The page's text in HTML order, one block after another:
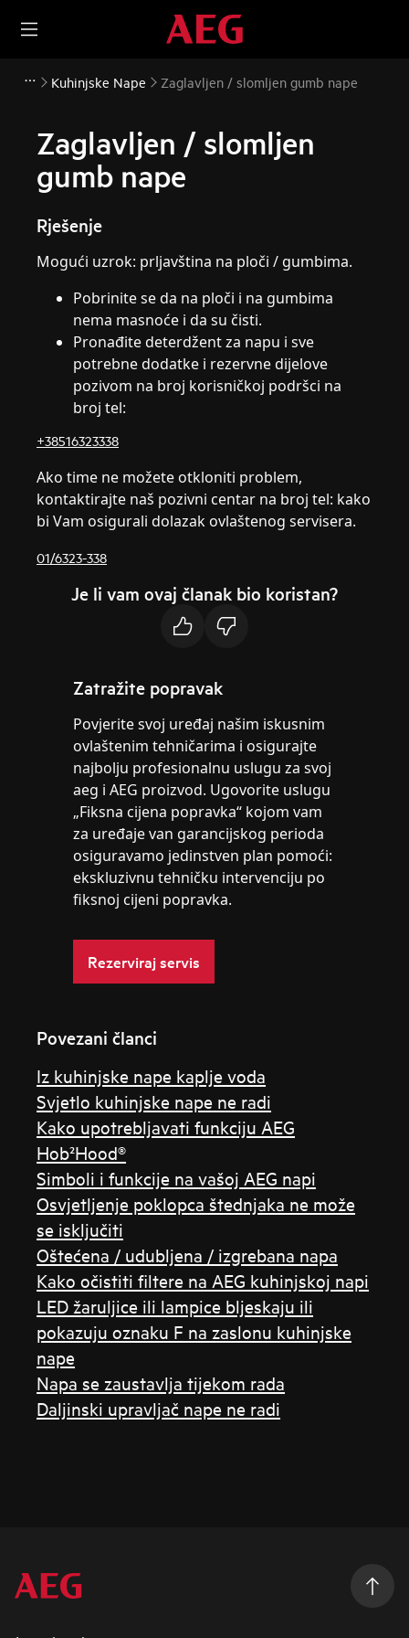
Kuhinjske Nape Zaglavljen / slomljen gumb nape
Zaglavljen / slomljen
gumb nape
Rješenje
Mogući uzrok: prljavština na ploči / gumbima.
Pobrinite se da na ploči i na gumbima
nema masnoće i da su čisti.
Pronađite deterdžent za napu i sve
potrebne dodatke i rezervne dijelove
pozivom na broj korisničkoj podršci na
broj tel:
+38516323338
Ako time ne možete otkloniti problem,
kontaktirajte naš pozivni centar na broj tel: kako
bi Vam osigurali dolazak ovlaštenog servisera.
01/6323-338
Je li vam ovaj članak bio koristan?
Zatražite popravak
Povjerite svoj uređaj našim iskusnim
ovlaštenim tehničarima i osigurajte
najbolju profesionalnu uslugu za svoj
aeg i AEG proizvod. Ugovorite uslugu
„Fiksna cijena popravka“ kojom vam
za uređaje van garancijskog perioda
osiguravamo jedinstven plan pomoći:
ekskluzivnu tehničku intervenciju po
fiksnoj cijeni popravka.
Rezerviraj servis
Povezani članci
Iz kuhinjske nape kaplje voda
Svjetlo kuhinjske nape ne radi
Kako upotrebljavati funkciju AEG
Hob²Hood®
Simboli i funkcije na vašoj AEG napi
Osvjetljenje poklopca štednjaka ne može
se isključiti
Oštećena / udubljena / izgrebana napa
Kako očistiti filtere na AEG kuhinjskoj napi
LED žaruljice ili lampice bljeskaju ili
pokazuju oznaku F na zaslonu kuhinjske
nape
Napa se zaustavlja tijekom rada
Daljinski upravljač nape ne radi